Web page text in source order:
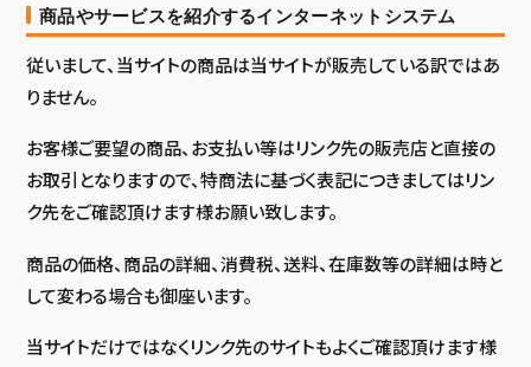
商品やサービスを紹介するインターネットシステム
従いまして、当サイトの商品は当サイトが販売している訳ではあ
りません。
お客様ご要望の商品、お支払い等はリンク先の販売店と直接の
お取引となりますので、特商法に基づく表記につきましてはリン
ク先をご確認頂けます様お願い致します。
商品の価格、商品の詳細、消費税、送料、在庫数等の詳細は時と
して変わる場合も御座います。
当サイトだけではなくリンク先のサイトもよくご確認頂けます様